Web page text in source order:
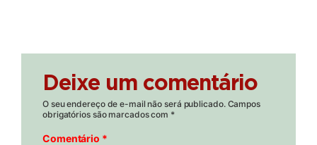
Deixe um comentário
O seu endereço de e-mail não será publicado. Campos
obrigatórios são marcados com *
Comentário *